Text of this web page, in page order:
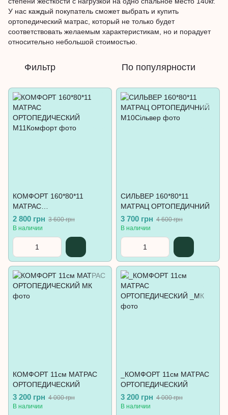
У нас каждый покупатель сможет выбрать и купить
ортопедический матрас, который не только будет
соответствовать желаемым характеристикам, но и порадует
относительно небольшой стоимостью.
Фильтр По популярности
КОМФОРТ 160*80*11
МАТРАС
ОРТОПЕДИЧЕСКИЙ
2 800 грн 3 600 грн
В наличии
СИЛЬВЕР 160*80*11
МАТРАЦ ОРТОПЕДИЧНИЙ
3 700 грн 4 600 грн
В наличии
КОМФОРТ 11см МАТРАС
ОРТОПЕДИЧЕСКИЙ
3 200 грн 4 000 грн
В наличии
_КОМФОРТ 11см МАТРАС
ОРТОПЕДИЧЕСКИЙ
3 200 грн 4 000 грн
В наличии